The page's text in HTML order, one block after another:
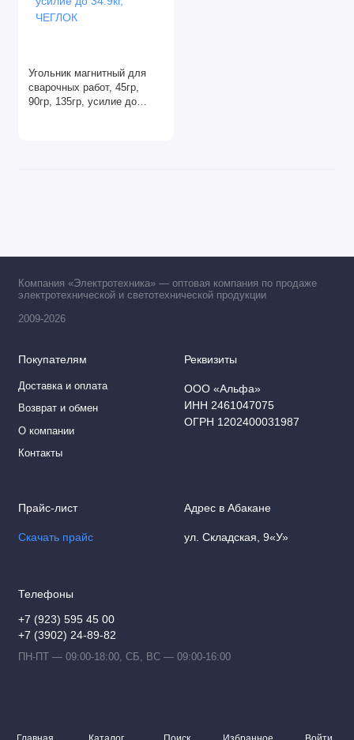
Угольник магнитный для
сварочных работ, 45гр,
90гр, 135гр, усилие до
Компания «Электротехника» — оптовая компания по продаже
электротехнической и светотехнической продукции
2009-2026
Покупателям
Доставка и оплата
Возврат и обмен
О компании
Контакты
Реквизиты
ООО «Альфа»
ИНН 2461047075
ОГРН 1202400031987
Прайс-лист
Скачать прайс
Адрес в Абакане
ул. Складская, 9«У»
Телефоны
+7 (923) 595 45 00
+7 (3902) 24-89-82
ПН-ПТ — 09:00-18:00, СБ, ВС — 09:00-16:00